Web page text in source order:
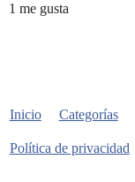
1 me gusta
Inicio Categorías
Política de privacidad